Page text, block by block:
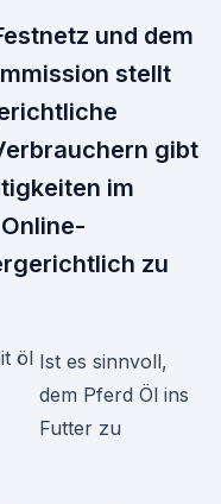
und dem
stellt
gibt
im
zu
Ist es sinnvoll,
dem Pferd Öl ins
Futter zu